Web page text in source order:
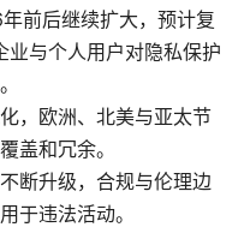
前后继续扩大，预计复
与个人用户对隐私保护
，欧洲、北美与亚太节
盖和冗余。
断升级，合规与伦理边
于违法活动。